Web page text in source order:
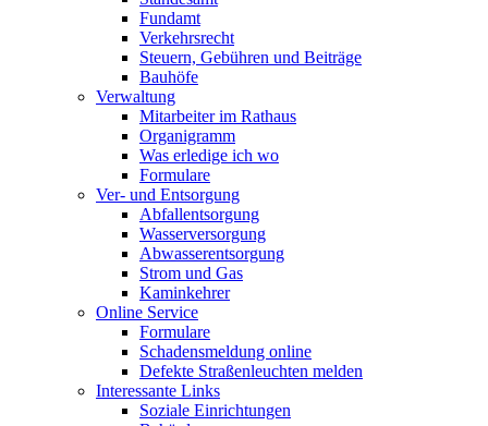
Fundamt
Verkehrsrecht
Steuern, Gebühren und Beiträge
Bauhöfe
Verwaltung
Mitarbeiter im Rathaus
Organigramm
Was erledige ich wo
Formulare
Ver- und Entsorgung
Abfallentsorgung
Wasserversorgung
Abwasserentsorgung
Strom und Gas
Kaminkehrer
Online Service
Formulare
Schadensmeldung online
Defekte Straßenleuchten melden
Interessante Links
Soziale Einrichtungen